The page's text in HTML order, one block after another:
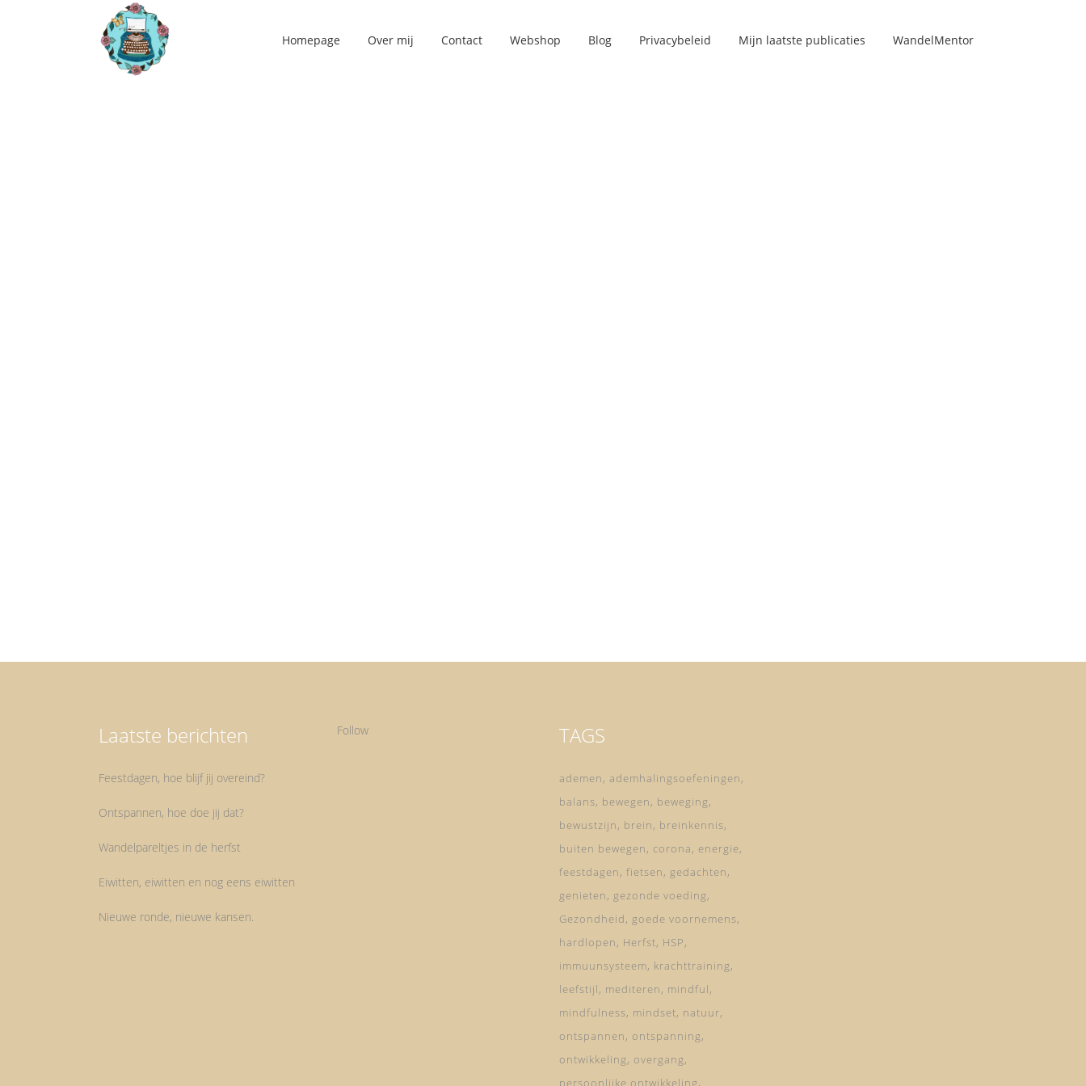
Homepage Over mij Contact Webshop Blog Privacybeleid Mijn laatste publicaties WandelMentor
Laatste berichten
Feestdagen, hoe blijf jij overeind?
Ontspannen, hoe doe jij dat?
Wandelpareltjes in de herfst
Eiwitten, eiwitten en nog eens eiwitten
Nieuwe ronde, nieuwe kansen.
Follow TAGS
ademen ademhalingsoefeningen
balans bewegen
beweging
bewustzijn
brein
breinkennis
buiten bewegen
corona
energie
feestdagen fietsen
gedachten
genieten
gezonde voeding
Gezondheid
goede voornemens
hardlopen
Herfst HSP
immuunsysteem krachttraining
leefstijl
mediteren
mindful
mindfulness mindset natuur
ontspannen
ontspanning
ontwikkeling
overgang
persoonlijke ontwikkeling